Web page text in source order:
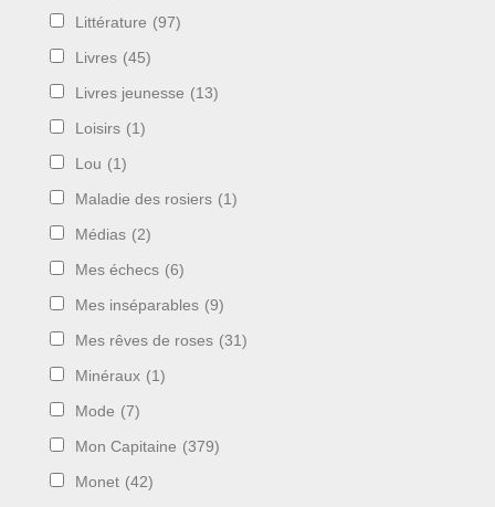
Littérature (97)
Livres (45)
Livres jeunesse (13)
Loisirs (1)
Lou (1)
Maladie des rosiers (1)
Médias (2)
Mes échecs (6)
Mes inséparables (9)
Mes rêves de roses (31)
Minéraux (1)
Mode (7)
Mon Capitaine (379)
Monet (42)